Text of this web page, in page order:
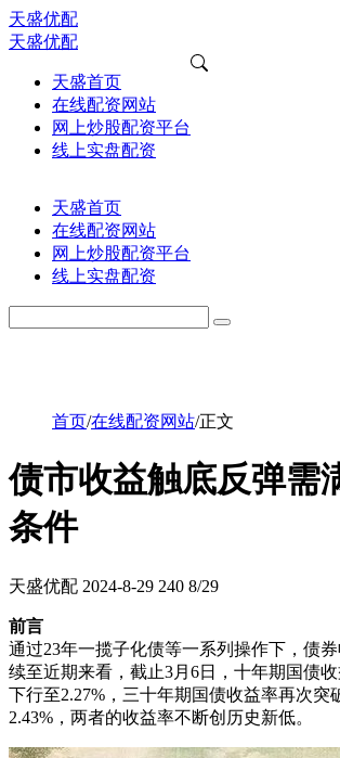
天盛优配
天盛优配
天盛首页
在线配资网站
网上炒股配资平台
线上实盘配资
天盛首页
在线配资网站
网上炒股配资平台
线上实盘配资
首页/在线配资网站/正文
债市收益触底反弹需
条件
天盛优配 2024-8-29 240 8/29
前言
通过23年一揽子化债等一系列操作下，债
续至近期来看，截止3月6日，十年期国债收
下行至2.27%，三十年期国债收益率再次突
2.43%，两者的收益率不断创历史新低。